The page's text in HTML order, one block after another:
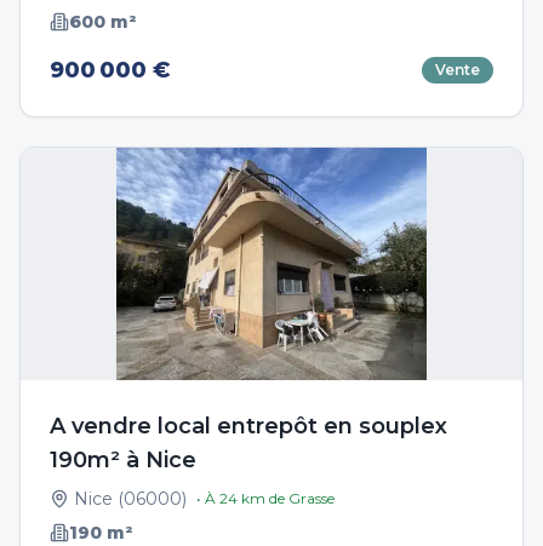
600 m²
900 000 € Vente
A vendre local entrepôt en souplex
190m² à Nice
Nice (06000) • À 24 km de Grasse
190 m²